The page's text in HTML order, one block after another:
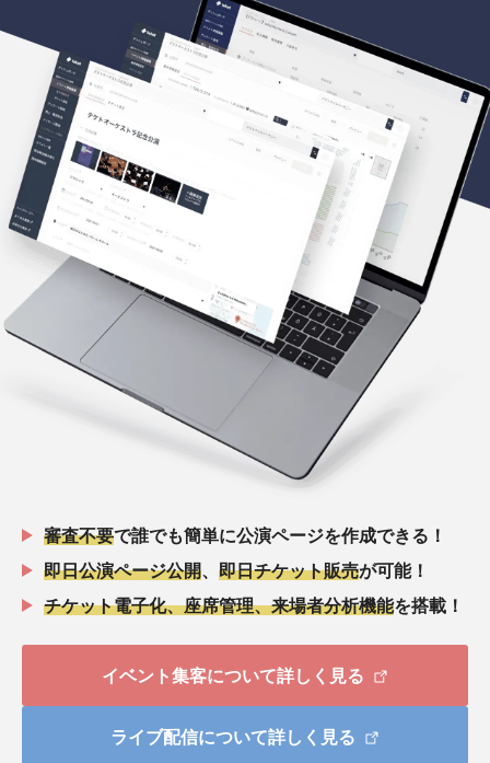
審査不要で誰でも簡単に公演ページを作成できる！
即日公演ページ公開
即日チケット販売が可能！
チケット電子化、座席管理、来場者分析機能を搭載！
イベント集客について詳しく見る
ライブ配信について詳しく見る